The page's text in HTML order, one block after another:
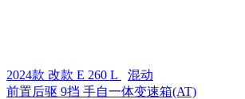
2024款 改款 E 260 L
混动
前置后驱 9挡 手自一体变速箱(AT)